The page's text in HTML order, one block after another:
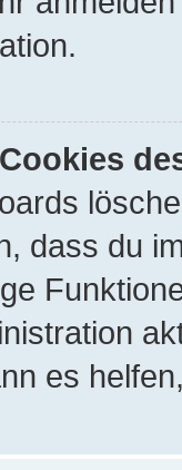
dass du
es